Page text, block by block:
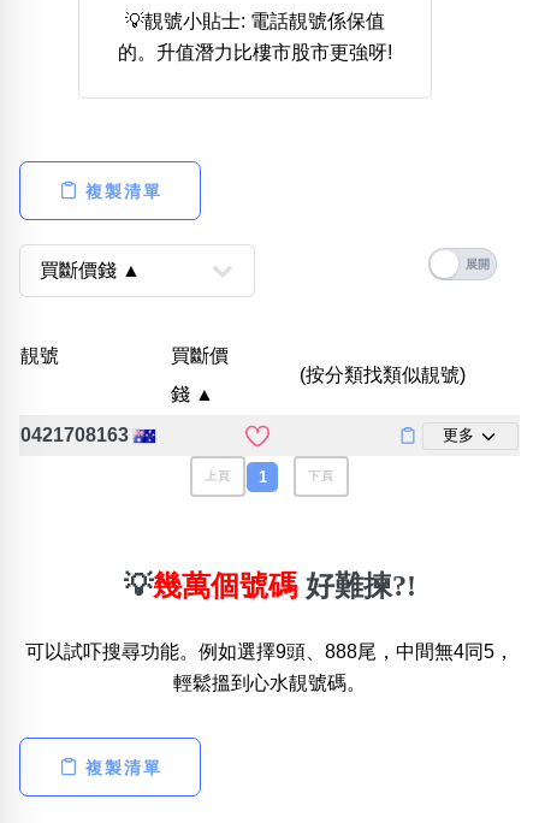
全大數字
5萬以上 生天延 全吉星(全號)
高級分類 i
位置分類
生天延/貴財成
清除全部分類
💡靚號小貼士: 電話靚號係保值
的。升值潛力比樓市股市更強呀!
複製清單
靚號
買斷價
錢 ▲
(按分類找類似靚號)
0421708163 更多
上頁 1 下頁
💡幾萬個號碼 好難揀?!
可以試吓搜尋功能。例如選擇9頭、888尾，中間無4同5，
輕鬆搵到心水靚號碼。
複製清單